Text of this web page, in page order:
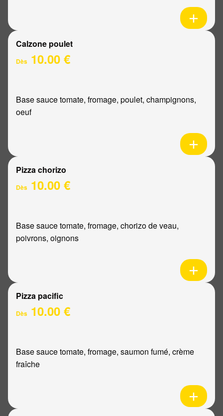
Calzone poulet
Dès 10.00 €
Base sauce tomate, fromage, poulet, champignons,
oeuf
Pizza chorizo
Dès 10.00 €
Base sauce tomate, fromage, chorizo de veau,
poivrons, oignons
Pizza pacific
Dès 10.00 €
Base sauce tomate, fromage, saumon fumé, crème
fraîche